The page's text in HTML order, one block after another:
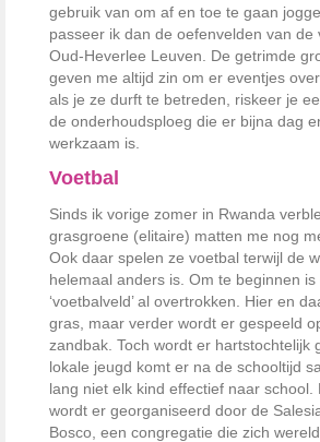
gebruik van om af en toe te gaan
passeer ik dan de oefenvelden van de
Oud-Heverlee Leuven. De getrimde
geven me altijd zin om er eventjes
als je ze durft te betreden, riskeer je
de onderhoudsploeg die er bijna dag
werkzaam is.
Voetbal
Sinds ik vorige zomer in Rwanda
grasgroene (elitaire) matten me nog
Ook daar spelen ze voetbal terwijl de
helemaal anders is. Om te beginnen is
‘voetbalveld’ al overtrokken. Hier en
gras, maar verder wordt er gespeeld
zandbak. Toch wordt er hartstochtelijk
lokale jeugd komt er na de schooltijd
lang niet elk kind effectief naar school.
wordt er georganiseerd door de
Bosco, een congregatie die zich